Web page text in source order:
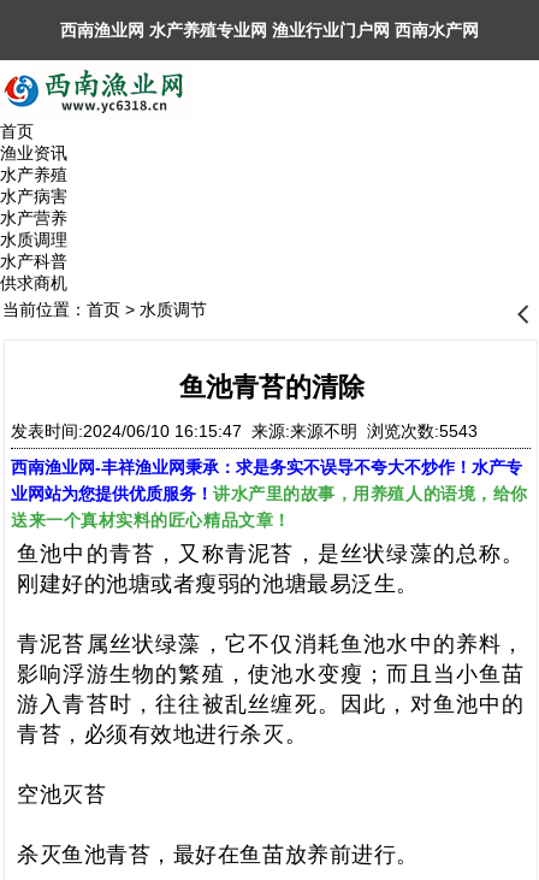
西南渔业网 水产养殖专业网 渔业行业门户网 ​西南水产网
丰祥渔业网 永川水花网，欢迎光临！
首页
渔业资讯
水产养殖
水产病害
水产营养
水质调理
水产科普
供求商机
当前位置： 首页> 水质调节 󰊒
鱼池青苔的清除
发表时间:2024/06/10 16:15:47 来源:来源不明 浏览次数:5543
西南渔业网-丰祥渔业网秉承：求是务实不误导不夸大不炒作！水产专
业网站为您提供优质服务！ 讲水产里的故事，用养殖人的语境，给你
送来一个真材实料的匠心精品文章！
鱼池中的青苔，又称青泥苔，是丝状绿藻的总称。
刚建好的池塘或者瘦弱的池塘最易泛生。
青泥苔属丝状绿藻，它不仅消耗鱼池水中的养料，
影响浮游生物的繁殖，使池水变瘦；而且当小鱼苗
游入青苔时，往往被乱丝缠死。因此，对鱼池中的
青苔，必须有效地进行杀灭。
空池灭苔
杀灭鱼池青苔，最好在鱼苗放养前进行。